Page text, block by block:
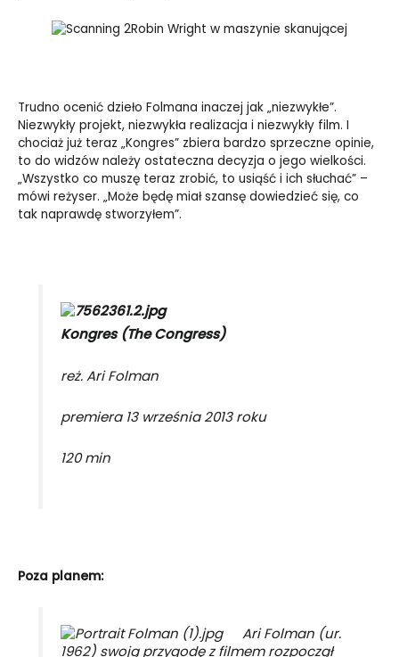
Robin Wright w maszynie skanującej
Trudno ocenić dzieło Folmana inaczej jak „niezwykłe”.
Niezwykły projekt, niezwykła realizacja i niezwykły film. I
chociaż już teraz „Kongres” zbiera bardzo sprzeczne opinie,
to do widzów należy ostateczna decyzja o jego wielkości.
„Wszystko co muszę teraz zrobić, to usiąść i ich słuchać” –
mówi reżyser. „Może będę miał szansę dowiedzieć się, co
tak naprawdę stworzyłem”.
Kongres (The Congress)
reż. Ari Folman
premiera 13 września 2013 roku
120 min
Poza planem:
Ari Folman (ur.
1962) swoją przygodę z filmem rozpoczął